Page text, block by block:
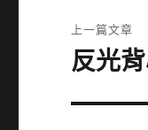
章
上一篇文章
上
篇
反光